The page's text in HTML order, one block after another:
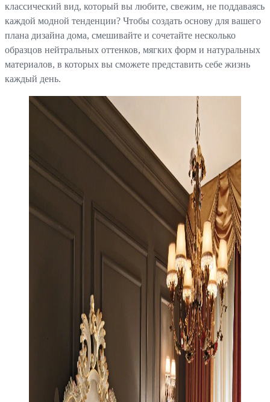
классический вид, который вы любите, свежим, не поддаваясь
каждой модной тенденции? Чтобы создать основу для вашего
плана дизайна дома, смешивайте и сочетайте несколько
образцов нейтральных оттенков, мягких форм и натуральных
материалов, в которых вы сможете представить себе жизнь
каждый день.